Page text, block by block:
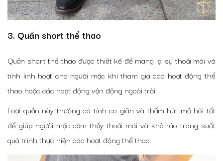
3. Quần short thể thao
Quần short thể thao được thiết kế để mang lại sự thoải mái và
tính linh hoạt cho người mặc khi tham gia các hoạt động thể
thao hoặc các hoạt động vận động ngoài trời.
Loại quần này thường có tính co giãn và thấm hút mồ hôi tốt
để giúp người mặc cảm thấy thoải mái và khô ráo trong suốt
quá trình thực hiện các hoạt động thể thao.